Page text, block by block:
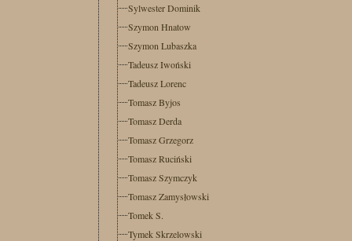
Sylwester Dominik
Szymon Hnatow
Szymon Lubaszka
Tadeusz Iwoński
Tadeusz Lorenc
Tomasz Byjos
Tomasz Derda
Tomasz Grzegorz
Tomasz Ruciński
Tomasz Szymczyk
Tomasz Zamysłowski
Tomek S.
Tymek Skrzelowski